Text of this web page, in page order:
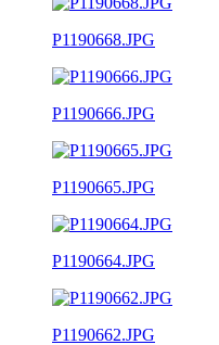
P1190668.JPG
P1190666.JPG
P1190665.JPG
P1190664.JPG
P1190662.JPG